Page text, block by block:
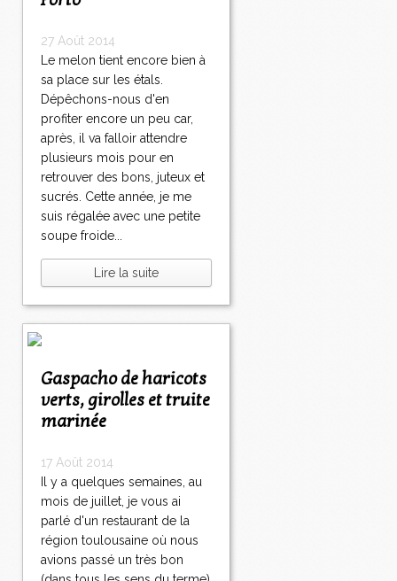
27 Août 2014
Le melon tient encore bien à
sa place sur les étals.
Dépêchons-nous d'en
profiter encore un peu car,
après, il va falloir attendre
plusieurs mois pour en
retrouver des bons, juteux et
sucrés. Cette année, je me
suis régalée avec une petite
soupe froide...
Lire la suite
Gaspacho de haricots
verts, girolles et truite
marinée
17 Août 2014
Il y a quelques semaines, au
mois de juillet, je vous ai
parlé d'un restaurant de la
région toulousaine où nous
avions passé un très bon